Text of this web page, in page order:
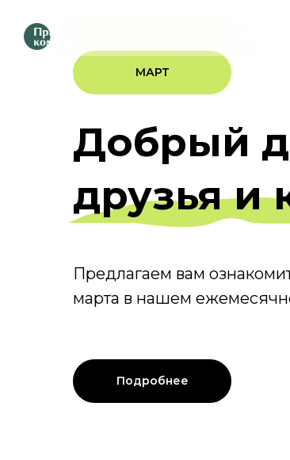
Добрый
друзья и
МАРТ
Подробнее
Предлагаем вам
марта в нашем